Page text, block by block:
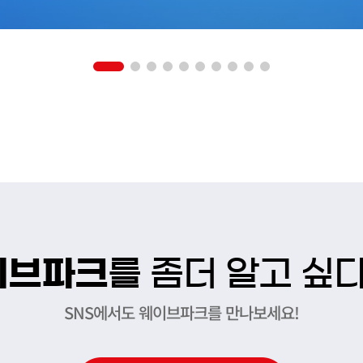
파크를 좀더 알고 싶
SNS에서도 웨이브파크를 만나보세요!